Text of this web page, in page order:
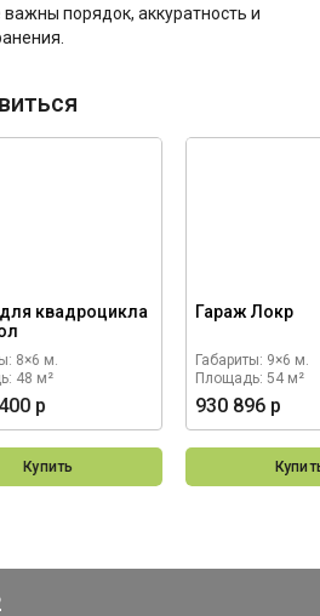
важны порядок, аккуратность и
квадроцикла
8×6 м.
48 м²
р
Купить
Гараж Локр
Габариты: 9×6 м.
Площадь: 54 м²
930 896 р